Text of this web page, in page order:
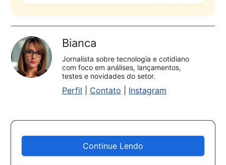
Bianca
Jornalista sobre tecnologia e cotidiano
com foco em análises, lançamentos,
testes e novidades do setor.
Perfil Contato Instagram
Continue Lendo